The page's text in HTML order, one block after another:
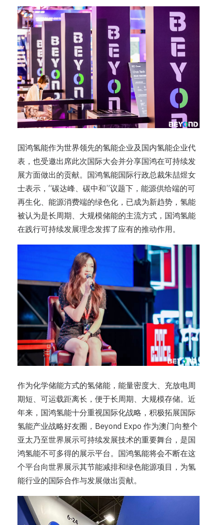
国鸿氢能作为世界领先的氢能企业及国内氢能企业代
表，也受邀出席此次国际大会并分享国鸿在可持续发
展方面做出的贡献。国鸿氢能国际行政总裁朱喆煜女
士表示，“碳达峰、碳中和”议题下，能源供给端的可
再生化、能源消费端的绿色化，已成为新趋势，氢能
被认为是长周期、大规模储能的主流方式，国鸿氢能
在践行可持续发展理念发挥了应有的推动作用。
作为化学储能方式的氢储能，能量密度大、充放电周
期短、可运载距离长，便于长周期、大规模存储。近
年来，国鸿氢能十分重视国际化战略，积极拓展国际
氢能产业战略好友圈，Beyond Expo 作为澳门向整个
亚太乃至世界展示可持续发展技术的重要舞台，是国
鸿氢能不可多得的展示平台。国鸿氢能将会不断在这
个平台向世界展示其节能减排和绿色能源项目，为氢
能行业的国际合作与发展做出贡献。